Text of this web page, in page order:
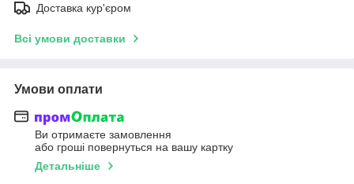
Доставка кур'єром
Всі умови доставки
Умови оплати
Ви отримаєте замовлення
або гроші повернуться на вашу картку
Детальніше